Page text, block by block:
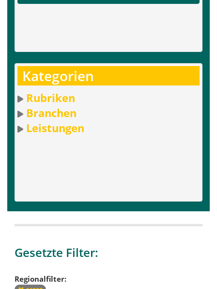
Kategorien
Rubriken
Branchen
Leistungen
Gesetzte Filter:
Regionalfilter: